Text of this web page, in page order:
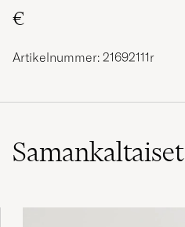
€
Artikelnummer: 21692111r
Samankaltaiset